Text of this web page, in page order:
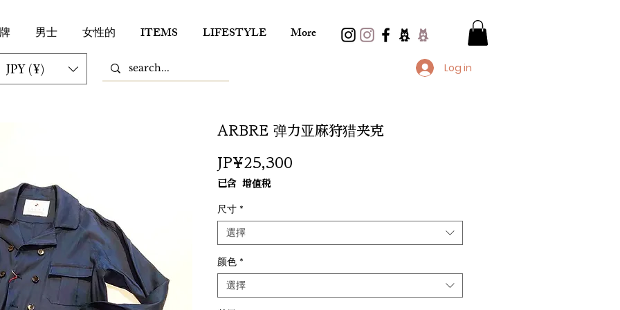
男士 女性的 ITEMS LIFESTYLE More
JPY (¥) Log in
ARBRE 弹力亚麻狩猎夹克
JP¥25,300
已含 增值税
尺寸 *
選擇
颜色 *
選擇